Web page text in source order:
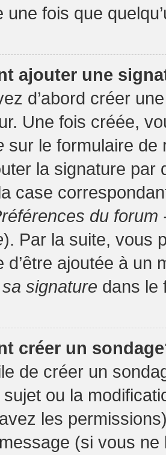
une fois que
ajouter une
d’abord créer
Une fois créée,
sur le formulaire de
la signature par
case
du
). Par la suite, vous
d’être ajoutée à un
signature dans le
créer un
de créer un
ou la
les
(si vous ne